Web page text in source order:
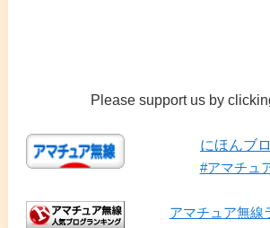
Please support us by
にほんブ
#アマチュ
アマチュア無線